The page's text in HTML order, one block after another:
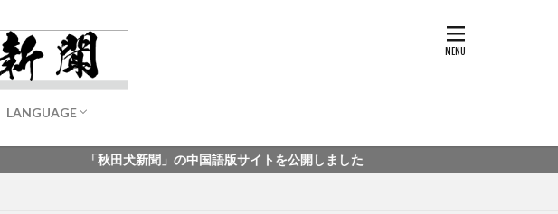
LANGUAGE
English
中文
「秋田犬新聞」の中国語版サイトを公開しました